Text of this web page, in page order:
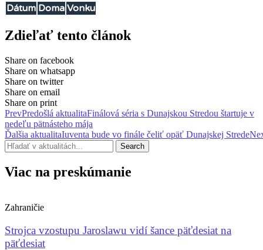
Dátum Doma Vonku
Zdieľať tento článok
Share on facebook
Share on whatsapp
Share on twitter
Share on email
Share on print
PrevPredošlá aktualitaFinálová séria s Dunajskou Stredou štartuje v
nedeľu pätnásteho mája
Ďalšia aktualitaIuventa bude vo finále čeliť opäť Dunajskej Strede
Search
Viac na preskúmanie
Zahraničie
Strojca vzostupu Jaroslawu vidí šance päťdesiat na
päťdesiat